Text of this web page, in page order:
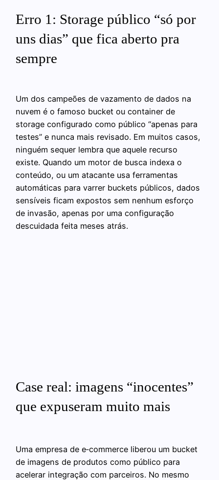
Erro 1: Storage público “só por
uns dias” que fica aberto pra
sempre
Um dos campeões de vazamento de dados na
nuvem é o famoso bucket ou container de
storage configurado como público “apenas para
testes” e nunca mais revisado. Em muitos casos,
ninguém sequer lembra que aquele recurso
existe. Quando um motor de busca indexa o
conteúdo, ou um atacante usa ferramentas
automáticas para varrer buckets públicos, dados
sensíveis ficam expostos sem nenhum esforço
de invasão, apenas por uma configuração
descuidada feita meses atrás.
Case real: imagens “inocentes”
que expuseram muito mais
Uma empresa de e‑commerce liberou um bucket
de imagens de produtos como público para
acelerar integração com parceiros. No mesmo